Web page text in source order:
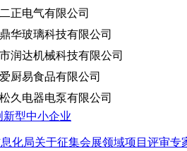
正电气有限公司
华玻璃科技有限公司
润达机械科技有限公司
厨易食品有限公司
久电器电泵有限公司
新型中小企业
化局关于征集会展领域项目评审专